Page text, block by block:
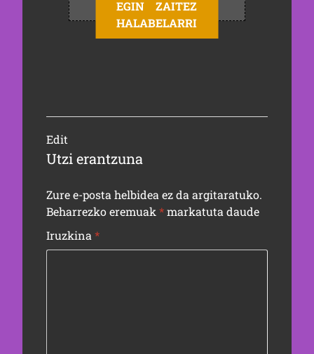
EGIN ZAITEZ
HALABELARRI
Edit
Utzi erantzuna
Zure e-posta helbidea ez da argitaratuko.
Beharrezko eremuak *markatuta daude
Iruzkina *